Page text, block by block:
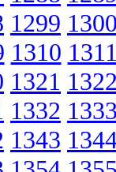
1299
1310
1321
1332
1343